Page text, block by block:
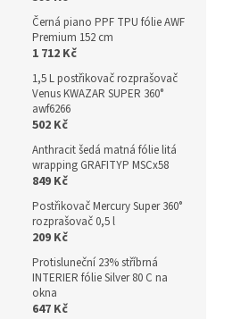
Černá piano PPF TPU fólie AWF
Premium 152 cm
1 712 Kč
1,5 L postřikovač rozprašovač
Venus KWAZAR SUPER 360°
awf6266
502 Kč
Anthracit šedá matná fólie litá
wrapping GRAFITYP MSCx58
849 Kč
Postřikovač Mercury Super 360°
rozprašovač 0,5 l
209 Kč
Protisluneční 23% stříbrná
INTERIER fólie Silver 80 C na
okna
647 Kč